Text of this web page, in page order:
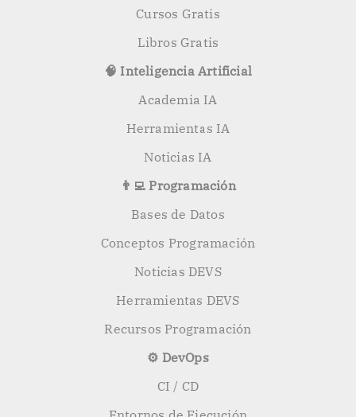
Cursos Gratis
Libros Gratis
🧠 Inteligencia Artificial
Academia IA
Herramientas IA
Noticias IA
👨‍💻 Programación
Bases de Datos
Conceptos Programación
Noticias DEVS
Herramientas DEVS
Recursos Programación
⚙️ DevOps
CI / CD